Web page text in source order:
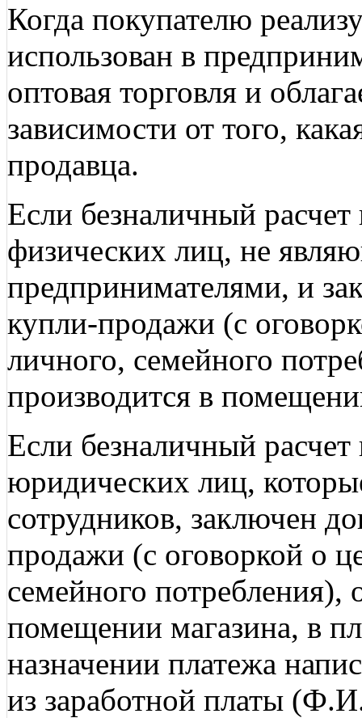
Когда покупателю
использован в
оптовая торговля и
зависимости от того,
продавца.
Если безналичный расчет
физических лиц, не
предпринимателями, и
купли-продажи (с
личного, семейного
производится в
Если безналичный расчет
юридических лиц,
сотрудников, заключен
продажи (с оговоркой о
семейного потребления),
помещении магазина, в
назначении платежа
из заработной платы